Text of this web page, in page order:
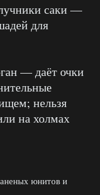
саки —
для
— даёт очки
нельзя
на холмах
юнитов и